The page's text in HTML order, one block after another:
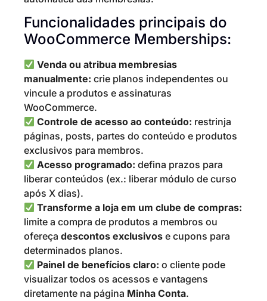
Funcionalidades principais do
WooCommerce Memberships:
Venda ou atribua membresias
manualmente: crie planos independentes ou
vincule a produtos e assinaturas
WooCommerce.
Controle de acesso ao conteúdo: restrinja
páginas, posts, partes do conteúdo e produtos
exclusivos para membros.
Acesso programado: defina prazos para
liberar conteúdos (ex.: liberar módulo de curso
após X dias).
Transforme a loja em um clube de compras:
limite a compra de produtos a membros ou
ofereça descontos exclusivos e cupons para
determinados planos.
Painel de benefícios claro: o cliente pode
visualizar todos os acessos e vantagens
diretamente na página Minha Conta.